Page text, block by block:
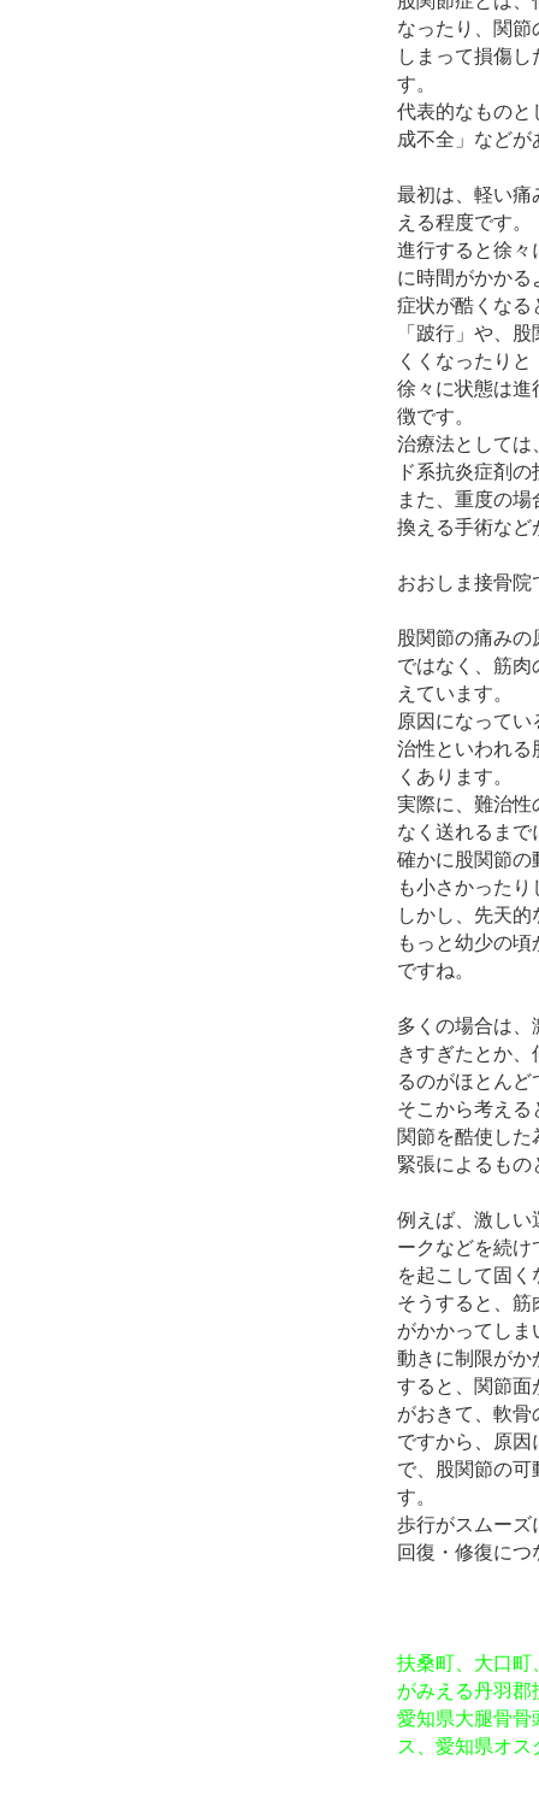
なったり、関節
しまって損傷
す。
代表的なものと
成不全」などが
最初は、軽い痛
える程度です。
進行すると徐々
に時間がかかる
症状が酷くなる
「跛行」や、
くくなったり
徐々に状態は進
徴です。
治療法としては
ド系抗炎症剤
また、重度の
換える手術など
おおしま接骨院
股関節の痛み
ではなく、筋肉
えています。
原因になって
治性といわれる
くあります。
実際に、難治性
なく送れるまで
確かに股関節の
も小さかった
しかし、先天
もっと幼少の
ですね。
多くの場合は、
きすぎたとか
るのがほとんど
そこから考える
関節を酷使した
緊張によるもの
例えば、激しい
ークなどを続け
を起こして固
そうすると、筋
がかかってしま
動きに制限がか
すると、関節面
がおきて、軟骨
ですから、原因
で、股関節の可
す。
歩行がスムーズ
回復・修復に
扶桑町、大口町
がみえる丹羽郡
愛知県大腿骨骨
ス、愛知県オ